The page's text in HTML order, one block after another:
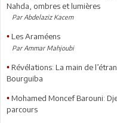
Nahda, ombres et lumières
Par Abdelaziz Kacem
• Les Araméens
Par Ammar Mahjoubi
• Révélations: La main de
Bourguiba
• Mohamed Moncef Barouni:
parcours